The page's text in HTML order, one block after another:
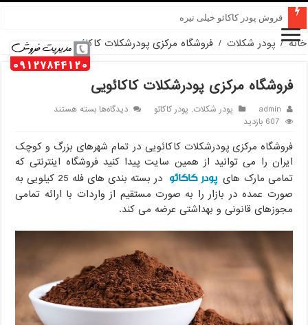
قیمت پودر کاکائو کارگیل
خانه / پودر شکلات / فروشگاه مرکزی پودرشکلات کاکائویی
فروشگاه مرکزی پودرشکلات کاکائویی
admin پودر شکلات, پودر کاکائو دیدگاه‌هابرای
پودرشکلات
کاکائویی
بسته هستند
607 بازدید
فروشگاه مرکزی پودرشکلات کاکائویی در تمام شهرهای بزرگ و کوچک
ایران را می توانید از همین سایت پیدا کنید فروشگاه اینترنتی که
تمامی مارک های پودر کاکائو
در بسته بندی های فله 25 کیلویی به
صورت عمده در بازار را به صورت مستقیم از واردات با ارائه تمامی
مجوزهای قانونی و بهداشتی عرضه می کند.